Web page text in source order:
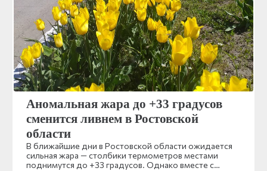
Аномальная жара до +33 градусов
сменится ливнем в Ростовской
области
В ближайшие дни в Ростовской области ожидается
сильная жара — столбики термометров местами
поднимутся до +33 градусов. Однако вместе с…